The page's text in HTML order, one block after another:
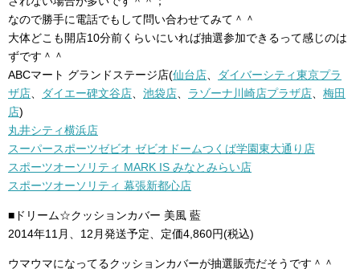
なので勝手に電話でもして問い合わせてみて＾＾
大体どこも開店10分前くらいにいれば抽選参加できるって感じのは
ずです＾＾
ABCマート グランドステージ店(仙台店
ダイバーシティ東京プラ
ザ店
ダイエー碑文谷店 池袋店 ラゾーナ川崎店プラザ店
梅田
店)
丸井シティ横浜店
スーパースポーツゼビオ ゼビオドームつくば学園東大通り店
スポーツオーソリティ MARK IS みなとみらい店
スポーツオーソリティ 幕張新都心店
■ドリーム☆クッションカバー 美風 藍
2014年11月、12月発送予定、定価4,860円(税込)
ウマウマになってるクッションカバーが抽選販売だそうです＾＾